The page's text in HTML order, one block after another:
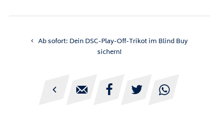
Ab sofort: Dein DSC-Play-Off-Trikot im Blind Buy
sichern!
    